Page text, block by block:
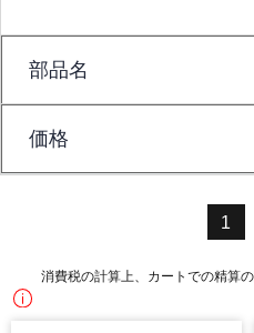
部品名
価格
1
消費税の計算上、カートでの精算